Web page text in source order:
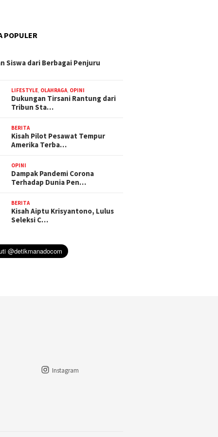
POPULER
Siswa dari Berbagai Penjuru
LIFESTYLE, OLAHRAGA, OPINI
Dukungan Tirsani Rantung dari
Tribun Sta…
BERITA
Kisah Pilot Pesawat Tempur
Amerika Terba…
OPINI
Dampak Pandemi Corona
Terhadap Dunia Pen…
BERITA
Kisah Aiptu Krisyantono, Lulus
Seleksi C…
Instagram